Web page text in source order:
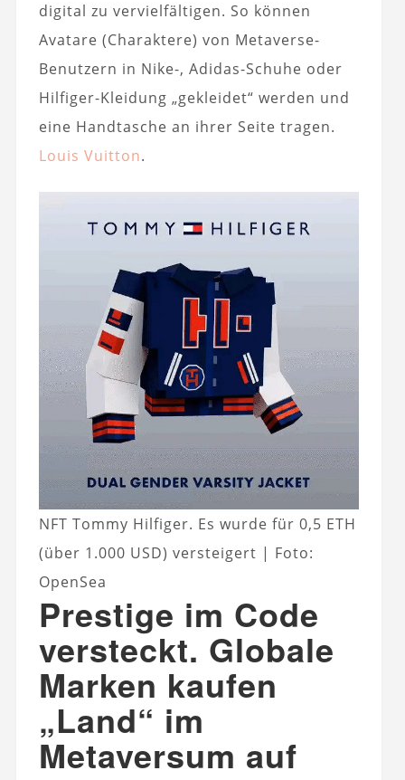
digital zu vervielfältigen. So können
Avatare (Charaktere) von Metaverse-
Benutzern in Nike-, Adidas-Schuhe oder
Hilfiger-Kleidung „gekleidet“ werden und
eine Handtasche an ihrer Seite tragen.
Louis Vuitton.
NFT Tommy Hilfiger. Es wurde für 0,5 ETH
(über 1.000 USD) versteigert | Foto:
OpenSea
Prestige im Code
versteckt. Globale
Marken kaufen
„Land“ im
Metaversum auf